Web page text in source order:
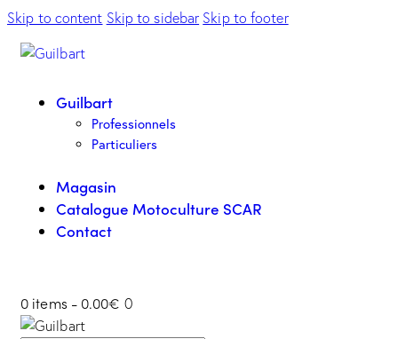
Skip to content Skip to sidebar Skip to footer
Guilbart
Professionnels
Particuliers
Magasin
Catalogue Motoculture SCAR
Contact
0 items - 0.00€ 0